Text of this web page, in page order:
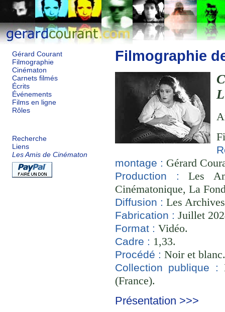
Gérard Courant
Filmographie
Cinématon
Carnets filmés
Écrits
Événements
Films en ligne
Rôles
Recherche
Liens
Les Amis de Cinématon
Filmographie
montage : Gérard
Production :
Les
Cinématonique, La
Diffusion : Les
Fabrication : Juillet
Format : Vidéo.
Cadre : 1,33.
Procédé : Noir et
Collection publique :
(France).
Présentation >>>